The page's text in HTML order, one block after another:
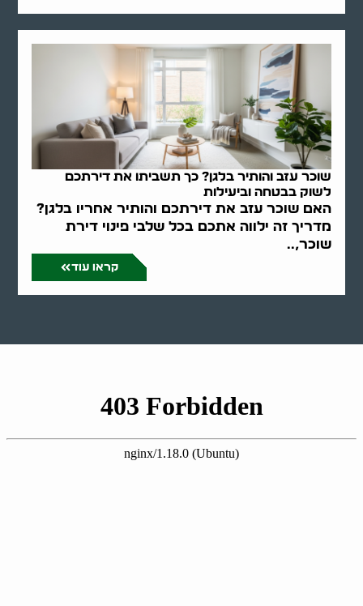
שוכר עזב והותיר בלגן? כך תשביתו את דירתכם
לשוק בבטחה וביעילות
האם שוכר עזב את דירתכם והותיר אחריו בלגן?
מדריך זה ילווה אתכם בכל שלבי פינוי דירת
שוכר,..
קראו עוד